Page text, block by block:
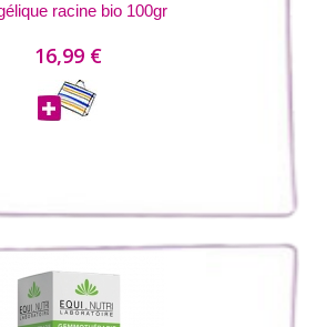
racine bio 100gr
16,99 €